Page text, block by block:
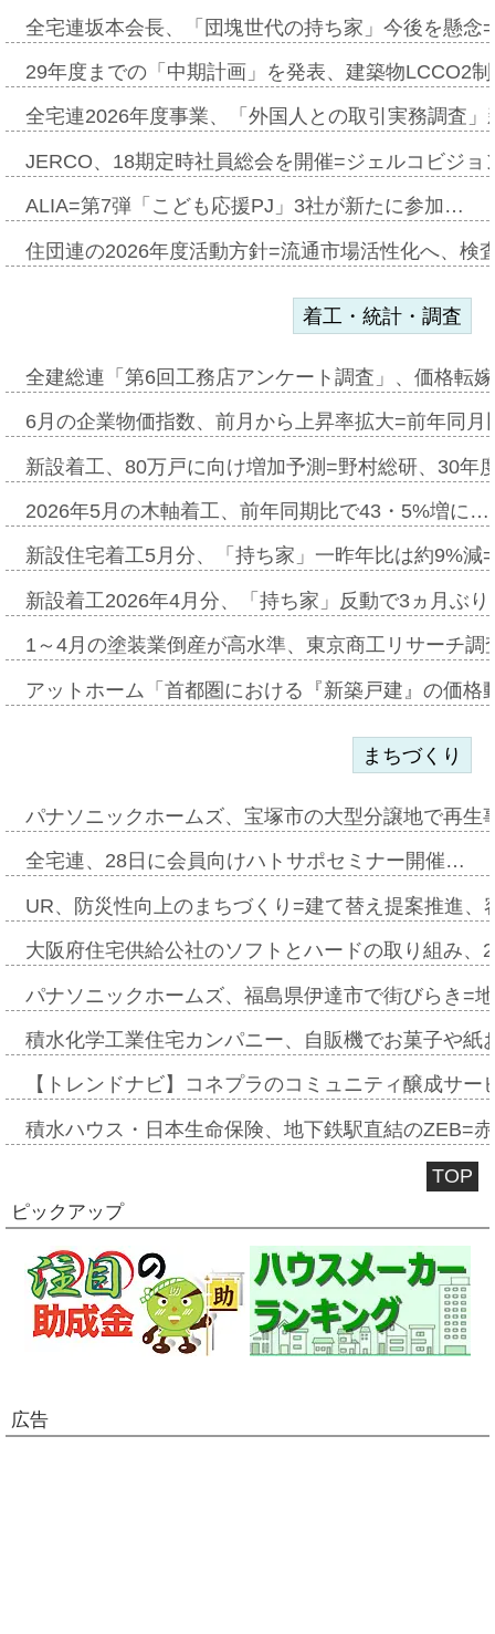
全宅連坂本会長、「団塊世代の持ち家」今後を懸
29年度までの「中期計画」を発表、建築物LCCO2
全宅連2026年度事業、「外国人との取引実務調査
JERCO、18期定時社員総会を開催=ジェルコビジ
ALIA=第7弾「こども応援PJ」3社が新たに参加…
住団連の2026年度活動方針=流通市場活性化へ、検
着工・統計・調査
全建総連「第6回工務店アンケート調査」、価格転
6月の企業物価指数、前月から上昇率拡大=前年同
新設着工、80万戸に向け増加予測=野村総研、30年
2026年5月の木軸着工、前年同期比で43・5%増に…
新設住宅着工5月分、「持ち家」一昨年比は約9%
新設着工2026年4月分、「持ち家」反動で3ヵ月ぶ
1～4月の塗装業倒産が高水準、東京商工リサーチ
アットホーム「首都圏における『新築戸建』の価
まちづくり
パナソニックホームズ、宝塚市の大型分譲地で再
全宅連、28日に会員向けハトサポセミナー開催…
UR、防災性向上のまちづくり=建て替え提案推進
大阪府住宅供給公社のソフトとハードの取り組み
パナソニックホームズ、福島県伊達市で街びらき=
積水化学工業住宅カンパニー、自販機でお菓子や
【トレンドナビ】コネプラのコミュニティ醸成サ
積水ハウス・日本生命保険、地下鉄駅直結のZEB=
TOP
ピックアップ
広告